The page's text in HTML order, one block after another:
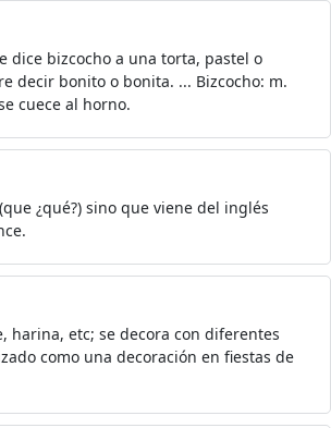
dice bizcocho a una torta, pastel o
decir bonito o bonita. ... Bizcocho: m.
cuece al horno.
¿qué?) sino que viene del inglés
harina, etc; se decora con diferentes
como una decoración en fiestas de